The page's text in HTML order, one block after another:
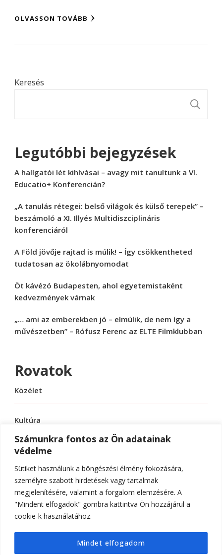
Számunkra fontos az Ön adatainak
védelme
Sütiket használunk a böngészési élmény fokozására,
személyre szabott hirdetések vagy tartalmak
megjelenítésére, valamint a forgalom elemzésére. A
"Mindent elfogadok" gombra kattintva Ön hozzájárul a
cookie-k használatához.
Mindet elfogadom
OLVASSON TOVÁBB
Keresés
Legutóbbi bejegyzések
A hallgatói lét kihívásai – avagy mit tanultunk a VI.
Educatio+ Konferencián?
„A tanulás rétegei: belső világok és külső terepek” –
beszámoló a XI. Illyés Multidiszciplináris
konferenciáról
A Föld jövője rajtad is múlik! – Így csökkentheted
tudatosan az ökolábnyomodat
Öt kávézó Budapesten, ahol egyetemistaként
kedvezmények várnak
„… ami az emberekben jó – elmúlik, de nem így a
művészetben” – Rófusz Ferenc az ELTE Filmklubban
Rovatok
Közélet
Kultúra
Sport
Tudomány
© Szerzői jog 2026ELTE Online
fenntartva.Hello Fashion | FejlesztetteBlossom